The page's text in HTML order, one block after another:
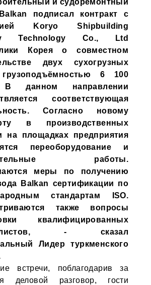
и судоремонтный
подписал контракт с
Koryo Shipbuilding
Technology Co., Ltd
Корея о совместном
двух сухогрузных
6 100
данном направлении
соответствующая
Согласно новому
в производственных
на площадках предприятия
переоборудование и
работы.
меры по получению
Balkan сертификации по
стандартам ISO.
также вопросы
квалифицированных
- сказал
Лидер туркменского
встречи, поблагодарив за
деловой разговор, гости